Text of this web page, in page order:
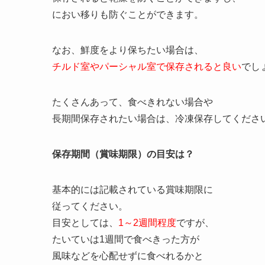
におい移りも防ぐことができます。
なお、鮮度をより保ちたい場合は、
チルド室やパーシャル室で保存されると良いでし
たくさんあって、食べきれない場合や
長期間保存されたい場合は、冷凍保存してくださ
保存期間（賞味期限）の目安は？
基本的には記載されている賞味期限に
従ってください。
目安としては、 1～2週間程度ですが、
たいていは1週間で食べきった方が
風味などを心配せずに食べれるかと